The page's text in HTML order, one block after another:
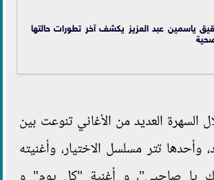
ياسمين عبد العزيز يكشف آخر تطورات حالتها
السهرة العديد من الأغاني تنوعت بين
وأحدها تتر مسلسل الاختيار، وأغنيته